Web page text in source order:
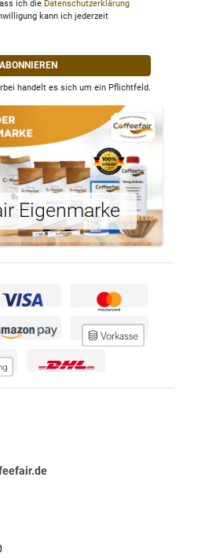
ich die Daten­schutz­erklärung
kann ich jederzeit
ABONNIEREN
handelt es sich um ein Pflichtfeld.
Eigenmarke